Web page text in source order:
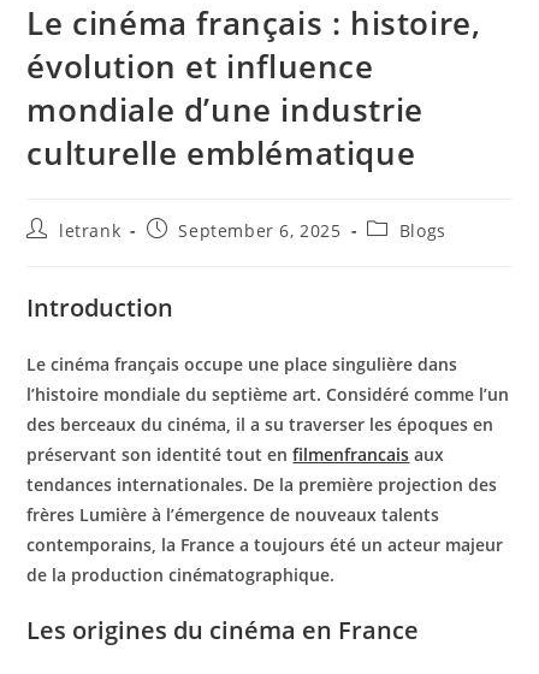
Le cinéma français : histoire,
évolution et influence
mondiale d’une industrie
culturelle emblématique
Postletrank
PostSeptember 6, 2025
PostBlogs
Introduction
Le cinéma français occupe une place singulière dans
l’histoire mondiale du septième art. Considéré comme l’un
des berceaux du cinéma, il a su traverser les époques en
préservant son identité tout enfilmenfrancais aux
tendances internationales. De la première projection des
frères Lumière à l’émergence de nouveaux talents
contemporains, la France a toujours été un acteur majeur
de la production cinématographique.
Les origines du cinéma en France